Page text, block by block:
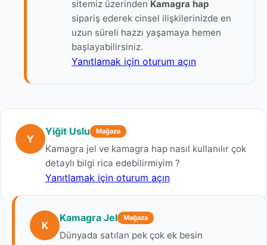
sitemiz üzerinden Kamagra hap
sipariş ederek cinsel ilişkilerinizde en
uzun süreli hazzı yaşamaya hemen
başlayabilirsiniz.
Yanıtlamak için oturum açın
Y
Yiğit Uslu Mağaza
Kamagra jel ve kamagra hap nasıl kullanılır çok
detaylı bilgi rica edebilirmiyim ?
Yanıtlamak için oturum açın
K
Kamagra Jel Mağaza
Dünyada satılan pek çok ek besin